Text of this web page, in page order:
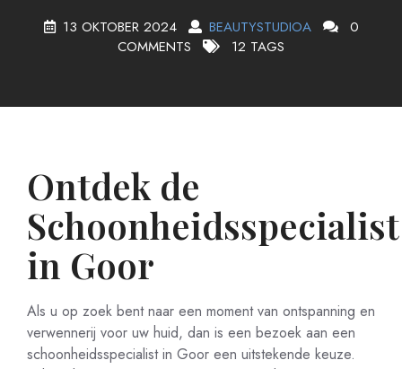
13 OKTOBER 2024 BEAUTYSTUDIOA
0
COMMENTS
12 TAGS
Ontdek de
Schoonheidsspecialist
in Goor
Als u op zoek bent naar een moment van ontspanning en
verwennerij voor uw huid, dan is een bezoek aan een
schoonheidsspecialist in Goor een uitstekende keuze.